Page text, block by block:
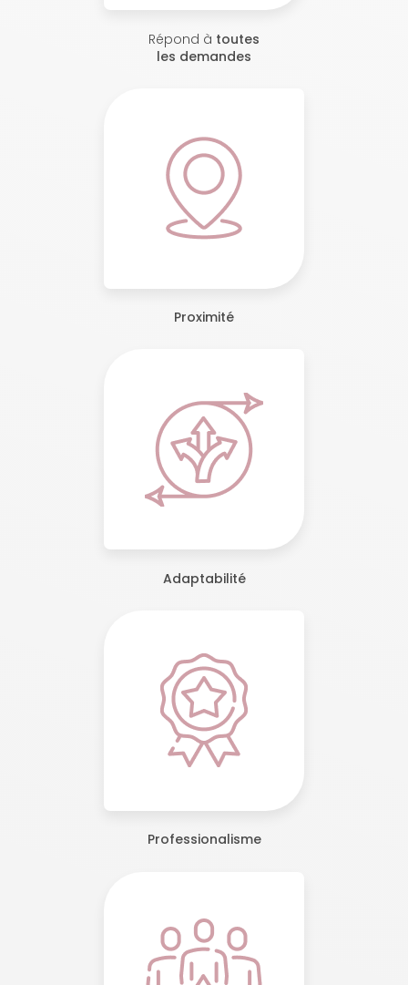
Répond à toutes
les demandes
Proximité
Adaptabilité
Professionalisme